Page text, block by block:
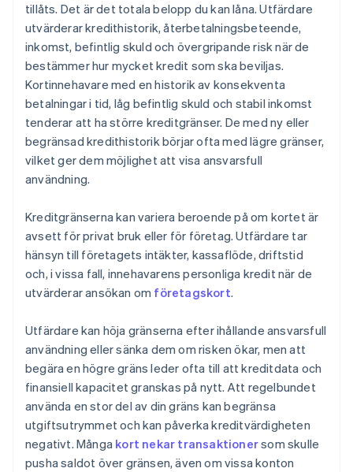
tillåts. Det är det totala belopp du kan låna. Utfärdare
utvärderar kredithistorik, återbetalningsbeteende,
inkomst, befintlig skuld och övergripande risk när de
bestämmer hur mycket kredit som ska beviljas.
Kortinnehavare med en historik av konsekventa
betalningar i tid, låg befintlig skuld och stabil inkomst
tenderar att ha större kreditgränser. De med ny eller
begränsad kredithistorik börjar ofta med lägre gränser,
vilket ger dem möjlighet att visa ansvarsfull
användning.
Kreditgränserna kan variera beroende på om kortet är
avsett för privat bruk eller för företag. Utfärdare tar
hänsyn till företagets intäkter, kassaflöde, driftstid
och, i vissa fall, innehavarens personliga kredit när de
utvärderar ansökan om företagskort.
Utfärdare kan höja gränserna efter ihållande ansvarsfull
användning eller sänka dem om risken ökar, men att
begära en högre gräns leder ofta till att kreditdata och
finansiell kapacitet granskas på nytt. Att regelbundet
använda en stor del av din gräns kan begränsa
utgiftsutrymmet och kan påverka kreditvärdigheten
negativt. Många kort nekar transaktionersom skulle
pusha saldot över gränsen, även om vissa konton